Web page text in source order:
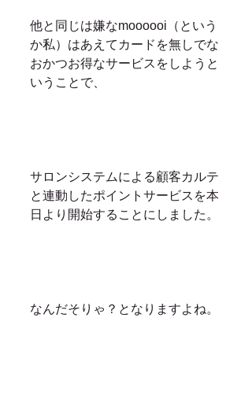
他と同じは嫌なmoooooi（という
か私）はあえてカードを無しでな
おかつお得なサービスをしようと
いうことで、
サロンシステムによる顧客カルテ
と連動したポイントサービスを本
日より開始することにしました。
なんだそりゃ？となりますよね。